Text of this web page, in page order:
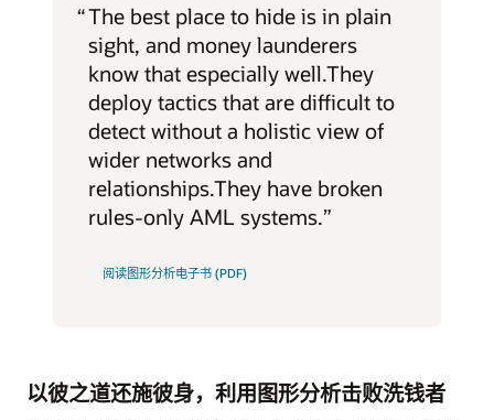
“The best place to hide is in plain
sight, and money launderers
know that especially well.They
deploy tactics that are difficult to
detect without a holistic view of
wider networks and
relationships.They have broken
rules-only AML systems.”
阅读图形分析电子书 (PDF)
以彼之道还施彼身，利用图形分析击败洗钱者